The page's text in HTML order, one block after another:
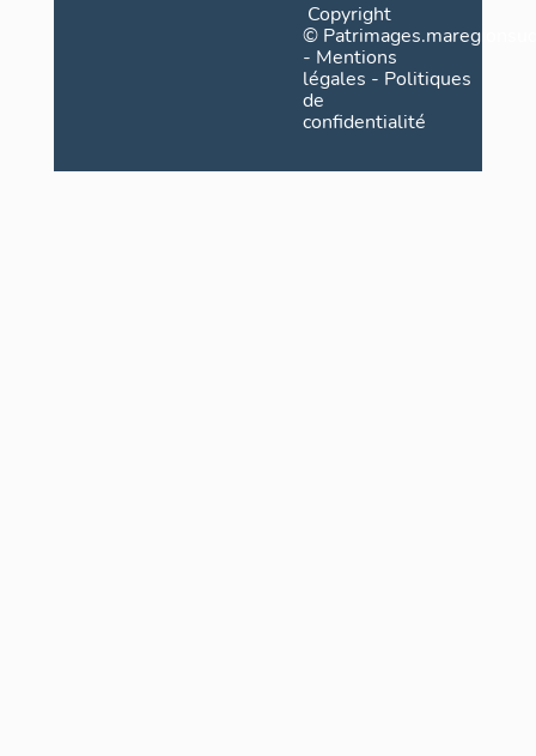
Copyright
©
- Mentions
légales - Politiques
de
confidentialité